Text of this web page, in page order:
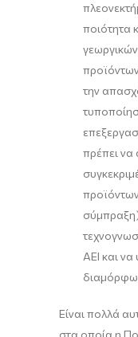
ποιότητα
την
πρέπει να
ΑΕΙ και
Είναι πολλά
στα οποία η